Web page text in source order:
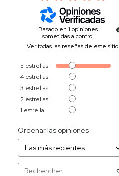
Basado en1 opiniones
sometidas a control
Ver todas las reseñas de este sitio
5 estrellas
4 estrellas
3 estrellas
2 estrellas
1 estrella
Ordenar las opiniones